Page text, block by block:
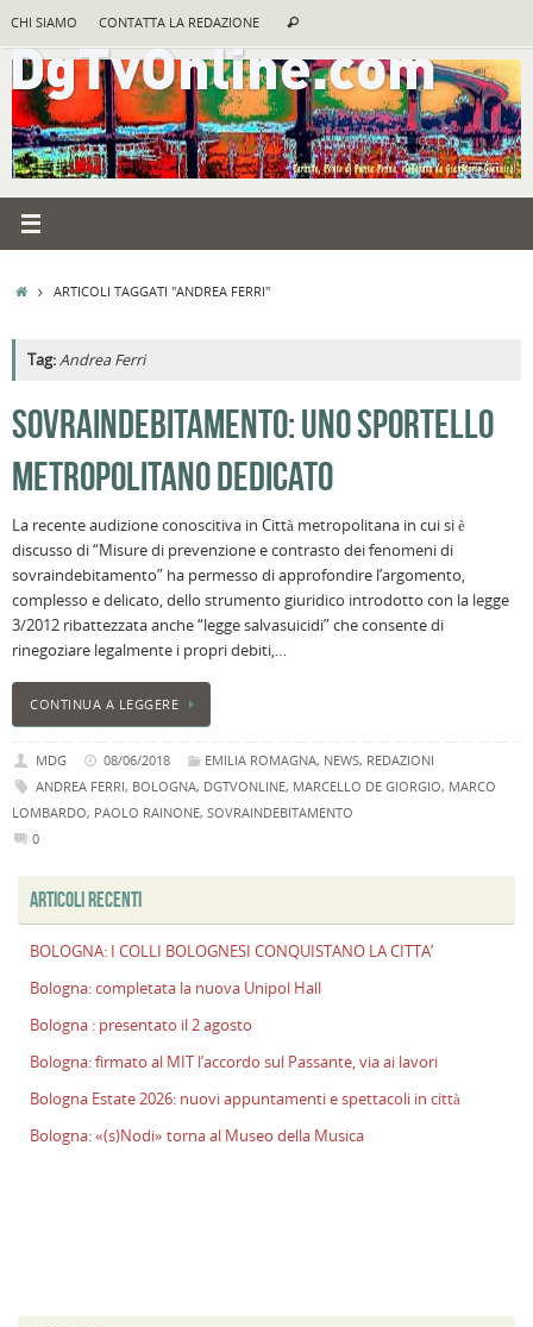
contenuto
CHI SIAMO CONTATTA LA REDAZIONE Cerca
HOMEARTICOLI TAGGATI "ANDREA FERRI"
Tag:Andrea Ferri
SOVRAINDEBITAMENTO: UNO SPORTELLO
METROPOLITANO DEDICATO
La recente audizione conoscitiva in Città metropolitana in cui si è
discusso di “Misure di prevenzione e contrasto dei fenomeni di
sovraindebitamento” ha permesso di approfondire l’argomento,
complesso e delicato, dello strumento giuridico introdotto con la legge
3/2012 ribattezzata anche “legge salvasuicidi” che consente di
rinegoziare legalmente i propri debiti,…
CONTINUA A LEGGERE
MDG 08/06/2018 EMILIA ROMAGNA, NEWS, REDAZIONI
ANDREA FERRI, BOLOGNA, DGTVONLINE, MARCELLO DE GIORGIO, MARCO
LOMBARDO, PAOLO RAINONE, SOVRAINDEBITAMENTO
0
ARTICOLI RECENTI
BOLOGNA: I COLLI BOLOGNESI CONQUISTANO LA CITTA’
Bologna: completata la nuova Unipol Hall
Bologna : presentato il 2 agosto
Bologna: firmato al MIT l’accordo sul Passante, via ai lavori
Bologna Estate 2026: nuovi appuntamenti e spettacoli in città
Bologna: «(s)Nodi» torna al Museo della Musica